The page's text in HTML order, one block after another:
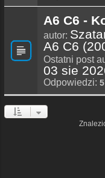
A6 C6 -
autor:
A6 C6
Ostatni post
03 sie
Odpowiedzi: 5